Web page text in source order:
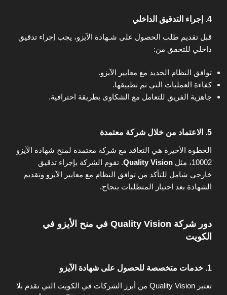
4. إجراء التدقيق الداخلي
قبل تقديم طلب الحصول على شـهادة الآيزو، يجب إجراء تدقيق
داخلي للتحقق من:
توافق النظام الجديد مع معايير الآيزو.
كفاءة العمليات التي تم تطبيقها.
جاهزية الفريق للتعامل مع الشكاوى بطريقة احترافية.
5. الاعتماد من خلال شركة معتمدة
الخطوة الأخيرة هي التعاقد مع شركة معتمدة لمنح شهادة الآيزو
10002، مثل
Quality Vision. تقوم الشركة بإجراء تدقيق
خارجي شامل للتأكد من توافق النظام مع معايير الآيزو وتقديم
الشهادة بعد اجتياز المتطلبات بنجاح.
دور شركة Quality Vision في منح الأيزو في
الكويت
1. خدمات متخصصة للحصول على شهادة الآيزو
تعتبر Quality Vision من أبرز الشركات في الكويت التي تقدم بلا